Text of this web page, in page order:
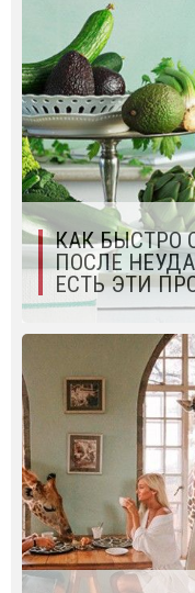
КАК БЫСТРО
ПОСЛЕ
ЕСТЬ ЭТИ